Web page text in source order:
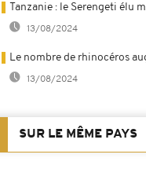
Tanzanie : le Serengeti
13/08/2024
Le nombre de rhinocéros
13/08/2024
SUR LE MÊME PAYS